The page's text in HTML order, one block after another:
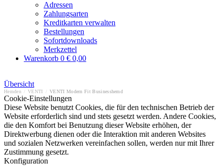
Adressen
Zahlungsarten
Kreditkarten verwalten
Bestellungen
Sofortdownloads
Merkzettel
Warenkorb 0 € 0,00
Übersicht
Hemden VENTI VENTI Modern Fit Businesshemd
Cookie-Einstellungen
Diese Website benutzt Cookies, die für den technischen Betrieb der
Website erforderlich sind und stets gesetzt werden. Andere Cookies,
die den Komfort bei Benutzung dieser Website erhöhen, der
Direktwerbung dienen oder die Interaktion mit anderen Websites
und sozialen Netzwerken vereinfachen sollen, werden nur mit Ihrer
Zustimmung gesetzt.
Konfiguration